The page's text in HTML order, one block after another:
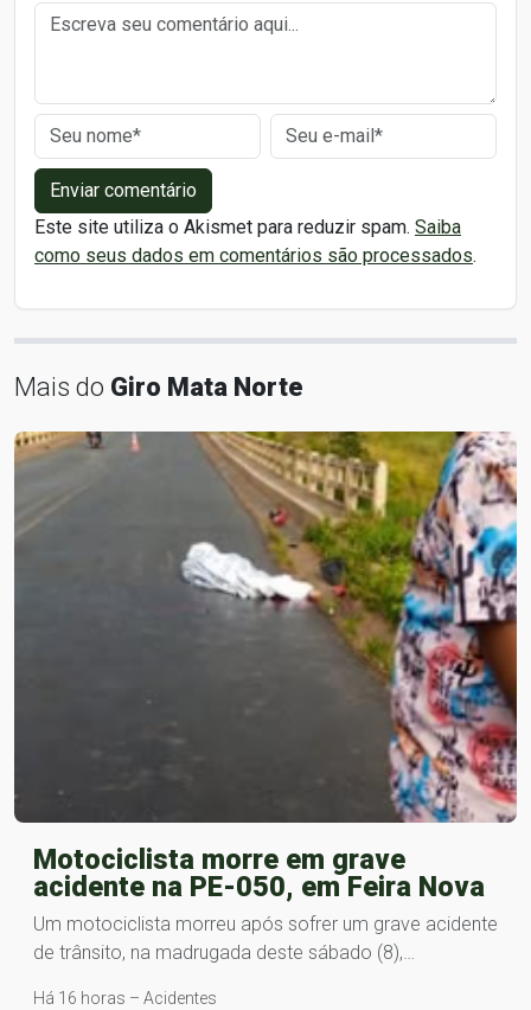
Enviar comentário
Este site utiliza o Akismet para reduzir spam. Saiba
como seus dados em comentários são processados.
Mais do Giro Mata Norte
Motociclista morre em grave
acidente na PE-050, em Feira Nova
Um motociclista morreu após sofrer um grave acidente
de trânsito, na madrugada deste sábado (8),…
Há 16 horas – Acidentes